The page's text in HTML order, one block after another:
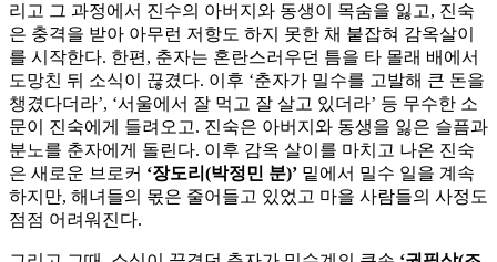
리고 그 과정에서 진수의 아버지와 동생이 목숨을 잃고, 진숙
은 충격을 받아 아무런 저항도 하지 못한 채 붙잡혀 감옥살이
를 시작한다. 한편, 춘자는 혼란스러우던 틈을 타 몰래 배에서
도망친 뒤 소식이 끊겼다. 이후 ‘춘자가 밀수를 고발해 큰 돈을
챙겼다더라’, ‘서울에서 잘 먹고 잘 살고 있더라’ 등 무수한 소
문이 진숙에게 들려오고. 진숙은 아버지와 동생을 잃은 슬픔과
분노를 춘자에게 돌린다. 이후 감옥 살이를 마치고 나온 진숙
은 새로운 브로커 ‘장도리(박정민 분)’ 밑에서 밀수 일을 계속
하지만, 해녀들의 몫은 줄어들고 있었고 마을 사람들의 사정도
점점 어려워진다.